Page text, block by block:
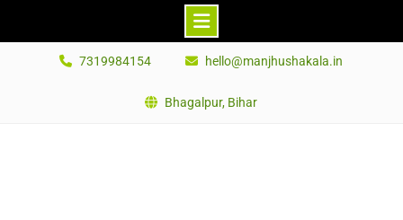
7319984154 hello@manjhushakala.in
Bhagalpur, Bihar